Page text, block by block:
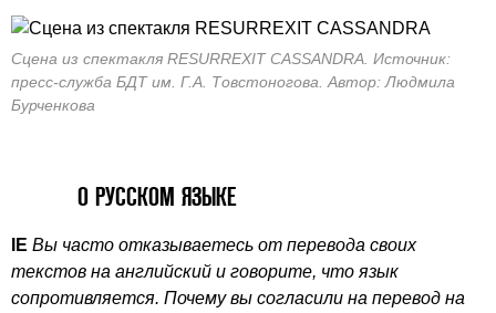
Сцена из спектакля RESURREXIT CASSANDRA. Источник:
пресс-служба БДТ им. Г.А. Товстоногова. Автор: Людмила
Бурченкова
О РУССКОМ ЯЗЫКЕ
IE Вы часто отказываетесь от перевода своих
текстов на английский и говорите, что язык
сопротивляется. Почему вы согласили на перевод на